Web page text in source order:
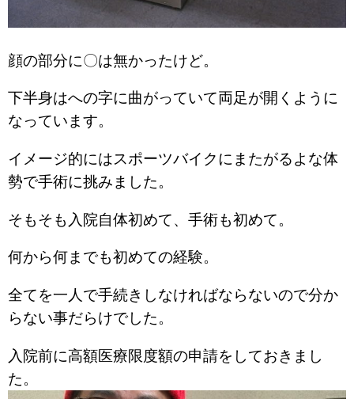
顔の部分に〇は無かったけど。
下半身はへの字に曲がっていて両足が開くように
なっています。
イメージ的にはスポーツバイクにまたがるよな体
勢で手術に挑みました。
そもそも入院自体初めて、手術も初めて。
何から何までも初めての経験。
全てを一人で手続きしなければならないので分か
らない事だらけでした。
入院前に高額医療限度額の申請をしておきまし
た。